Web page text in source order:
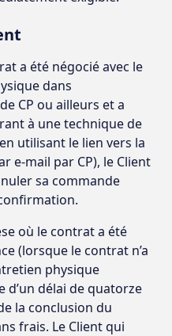
a été négocié avec le
dans
CP ou ailleurs et a
à une technique de
utilisant le lien vers la
e-mail par CP), le Client
sa commande
où le contrat a été
(lorsque le contrat n’a
physique
d’un délai de quatorze
la conclusion du
frais. Le Client qui